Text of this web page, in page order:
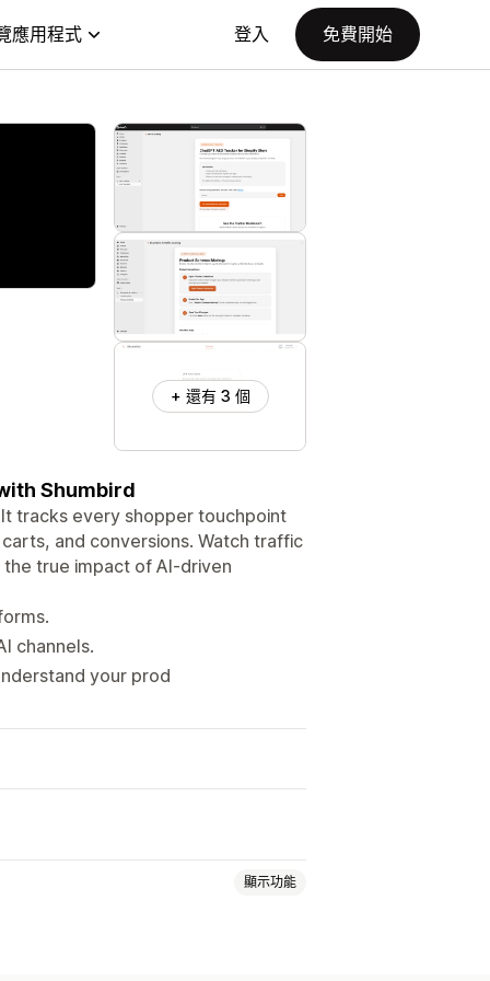
應用程式 登入 免費開始
+ 還有 3 個
Shumbird
tracks every shopper touchpoint
and conversions. Watch traffic
true impact of AI-driven
channels.
your prod
顯示功能